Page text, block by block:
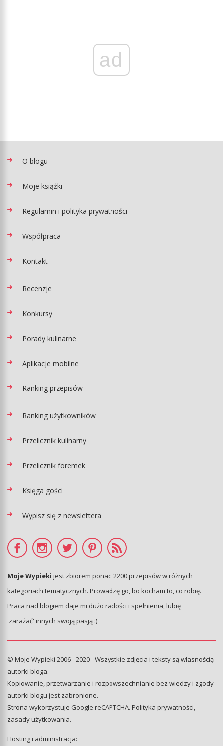
ad
O blogu
Moje książki
Regulamin i polityka prywatności
Współpraca
Kontakt
Recenzje
Konkursy
Porady kulinarne
Aplikacje mobilne
Ranking przepisów
Ranking użytkowników
Przelicznik kulinarny
Przelicznik foremek
Księga gości
Wypisz się z newslettera
Moje Wypieki jest zbiorem ponad 2200 przepisów w różnych
kategoriach tematycznych. Prowadzę go, bo kocham to, co robię.
Praca nad blogiem daje mi dużo radości i spełnienia, lubię
'zarażać' innych swoją pasją :)
© Moje Wypieki 2006 - 2020 - Wszystkie zdjęcia i teksty są własnością
autorki bloga.
Kopiowanie, przetwarzanie i rozpowszechnianie bez wiedzy i zgody
autorki blogu jest zabronione.
Strona wykorzystuje Google reCAPTCHA. Polityka prywatności,
zasady użytkowania.
Hosting i administracja: